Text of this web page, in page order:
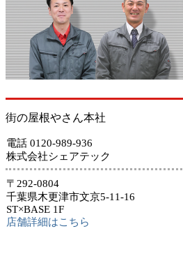
街の屋根やさん本社
電話 0120-989-936
株式会社シェアテック
〒292-0804
千葉県木更津市文京5-11-16
ST×BASE 1F
店舗詳細はこちら